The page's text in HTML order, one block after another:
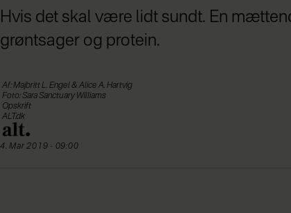
Hvis det skal være lidt sundt. En
grøntsager og protein.
Af: Majbritt L. Engel & Alice A. Hartvig
Foto: Sara Sanctuary Williams
Opskrift
ALT.dk
4. Mar 2019 - 09:00